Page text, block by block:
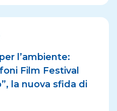
l’ambiente:
Film Festival
la nuova sfida di